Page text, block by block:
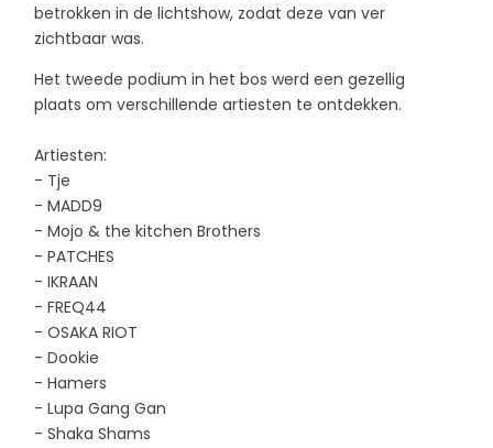
betrokken in de lichtshow, zodat deze van ver
zichtbaar was.
Het tweede podium in het bos werd een gezellig
plaats om verschillende artiesten te ontdekken.
Artiesten:
- Tje
- MADD9
- Mojo & the kitchen Brothers
- PATCHES
- IKRAAN
- FREQ44
- OSAKA RIOT
- Dookie
- Hamers
- Lupa Gang Gan
- Shaka Shams